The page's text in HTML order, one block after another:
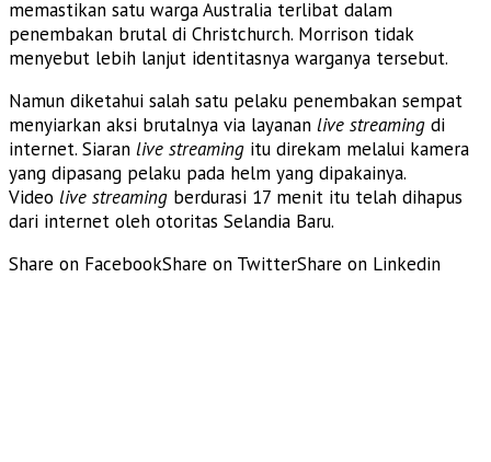
memastikan satu warga Australia terlibat dalam
penembakan brutal di Christchurch. Morrison tidak
menyebut lebih lanjut identitasnya warganya tersebut.
Namun diketahui salah satu pelaku penembakan sempat
menyiarkan aksi brutalnya via layanan live streaming di
internet. Siaran live streaming itu direkam melalui kamera
yang dipasang pelaku pada helm yang dipakainya.
Video live streaming berdurasi 17 menit itu telah dihapus
dari internet oleh otoritas Selandia Baru.
Share on FacebookShare on TwitterShare on Linkedin